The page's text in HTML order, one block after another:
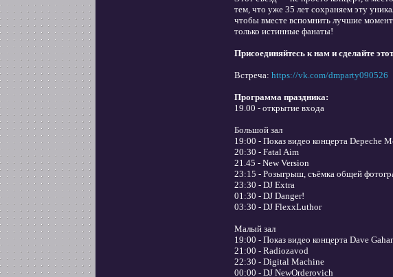
тем, что уже 35 лет сохраняем эту
чтобы вместе вспомнить лучшие
только истинные фанаты!
Присоединяйтесь к нам и сделайте
Встреча: https://vk.com/dmparty090526
Программа праздника:
19.00 - открытие входа
Большой зал
19:00 - Показ видео концерта Depeche
20:30 - Fatal Aim
21.45 - New Version
23:15 - Розыгрыш, съёмка общей
23:30 - DJ Extra
01:30 - DJ Danger!
03:30 - DJ FlexxLuthor
Малый зал
19:00 - Показ видео концерта Dave
21:00 - Radiozavod
22:30 - Digital Machine
00:00 - DJ NewOrderovich